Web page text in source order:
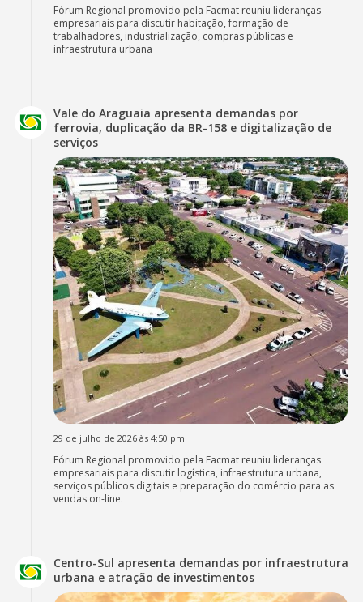
Fórum Regional promovido pela Facmat reuniu lideranças
empresariais para discutir habitação, formação de
trabalhadores, industrialização, compras públicas e
infraestrutura urbana
Vale do Araguaia apresenta demandas por
ferrovia, duplicação da BR-158 e digitalização de
serviços
29 de julho de 2026 às 4:50 pm
Fórum Regional promovido pela Facmat reuniu lideranças
empresariais para discutir logística, infraestrutura urbana,
serviços públicos digitais e preparação do comércio para as
vendas on-line.
Centro-Sul apresenta demandas por infraestrutura
urbana e atração de investimentos